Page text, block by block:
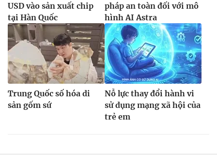
USD vào sản xuất chip
tại Hàn Quốc
pháp an toàn đối với mô
hình AI Astra
Trung Quốc số hóa di
sản gốm sứ
Nỗ lực thay đổi hành vi
sử dụng mạng xã hội của
trẻ em